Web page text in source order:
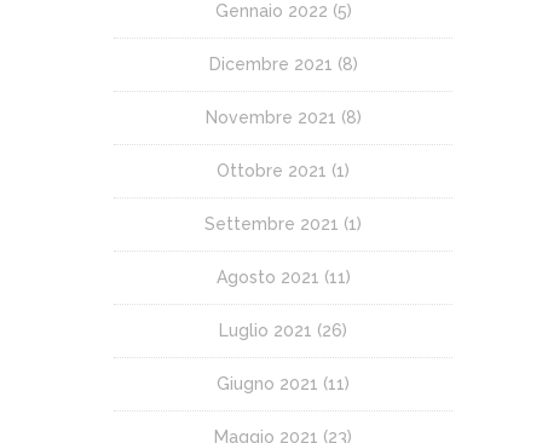
Gennaio 2022 (5)
Dicembre 2021 (8)
Novembre 2021 (8)
Ottobre 2021 (1)
Settembre 2021 (1)
Agosto 2021 (11)
Luglio 2021 (26)
Giugno 2021 (11)
Maggio 2021 (23)